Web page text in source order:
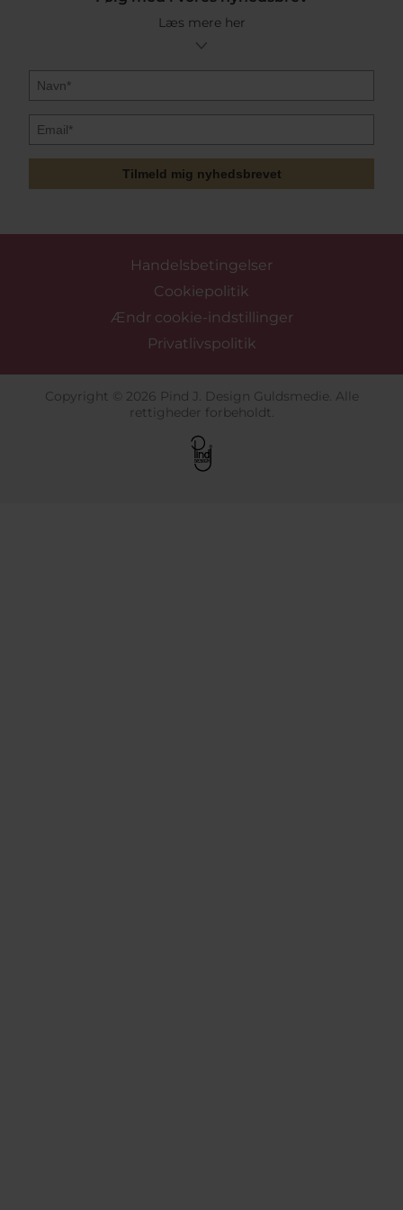
Læs mere her
Tilmeld mig nyhedsbrevet
Handelsbetingelser
Cookiepolitik
Ændr cookie-indstillinger
Privatlivspolitik
Copyright © 2026 Pind J. Design Guldsmedie. Alle
rettigheder forbeholdt.